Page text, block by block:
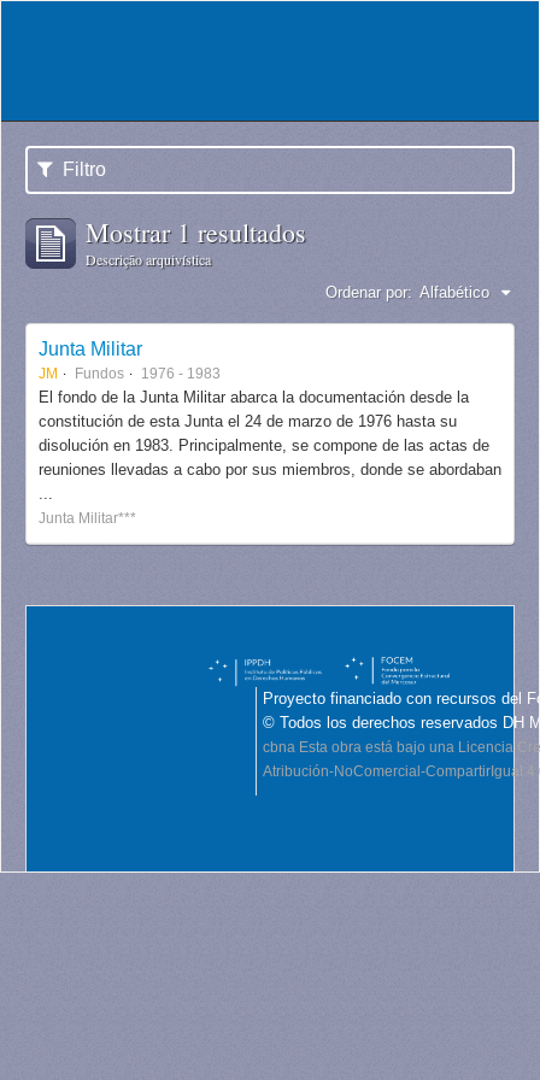
Filtro
Mostrar 1 resultados
Descrição arquivística
Ordenar por: Alfabético
Junta Militar
JM Fundos 1976 - 1983
El fondo de la Junta Militar abarca la documentación desde la
constitución de esta Junta el 24 de marzo de 1976 hasta su
disolución en 1983. Principalmente, se compone de las actas de
reuniones llevadas a cabo por sus miembros, donde se abordaban
...
Junta Militar***
Proyecto financiado con recursos del
© Todos los derechos reservados DH
cbna Esta obra está bajo una Licencia
Atribución-NoComercial-CompartirIgual